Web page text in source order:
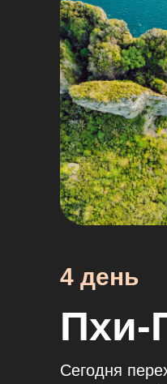
Пхи-
Сегодня
4 день